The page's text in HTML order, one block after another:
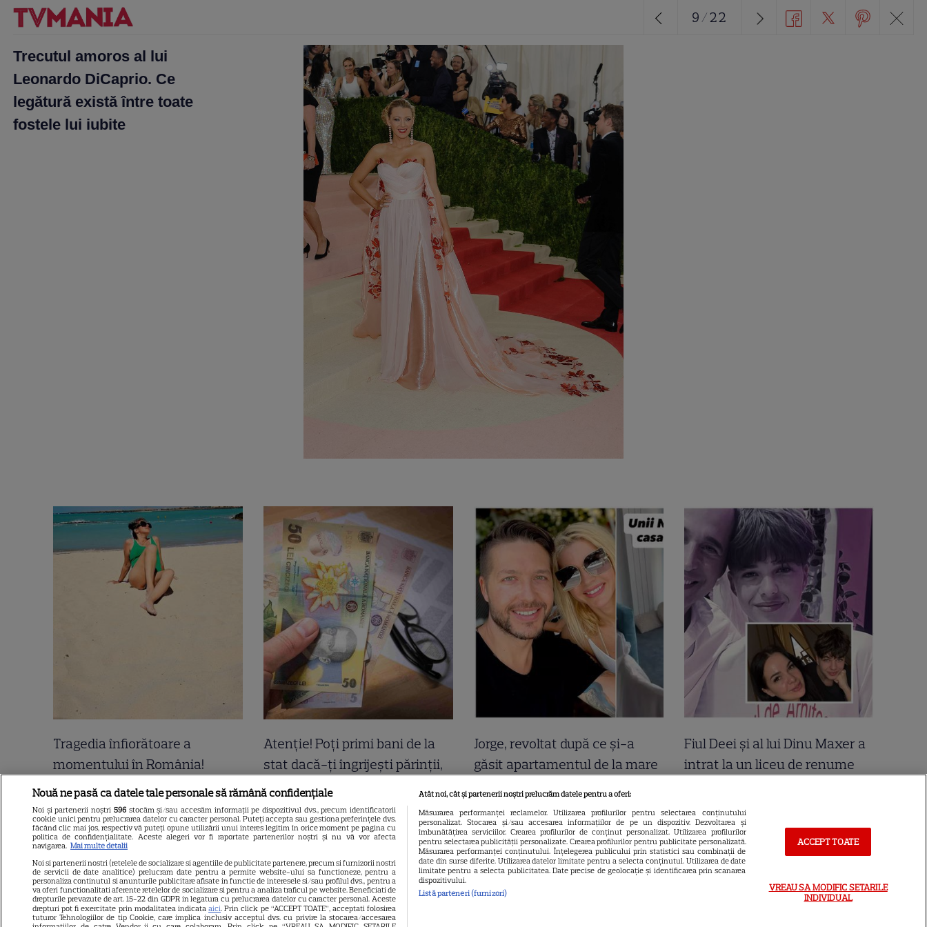
Trecutul amoros al lui
Leonardo DiCaprio. Ce
legătură există între toate
fostele lui iubite
9/ 22
Tragedia înfiorătoare a
momentului în România!
Artista noastră și-a luat Adio
pe Facebook și a murit! Am
aflat chiar acum și nu ne mai
revenim din șoc! Ce i s-a
întâmplat este crunt
Atenție! Poți primi bani de la
stat dacă-ți îngrijești părinții,
bunicii sau pe cineva vârstnic
din familie. Acum s-a decis!
Cum trebuie să procedezi
Jorge, revoltat după ce și-a
găsit apartamentul de la mare
turiștii este strigător la Cer
Fiul Deei și al lui Dinu Maxer a
intrat la un liceu de renume
fără meditații, cu note maxime
Nouă ne pasă ca datele tale personale să rămână confidențiale
Noi și partenerii noștri 596stocăm și/sau accesăm informații pe dispozitivul dvs., precum identificatorii
cookie unici pentru prelucrarea datelor cu caracter personal. Puteți accepta sau gestiona preferințele dvs.
făcând clic mai jos, respectiv vă puteți opune utilizării unui interes legitim în orice moment pe pagina cu
politica de confidențialitate. Aceste alegeri vor fi raportate partenerilor noștri și nu vă vor afecta
navigarea. Mai multe detalii
Noi si partenerii nostri (retelele de socializare si agentiile de publicitate partenere, precum si furnizorii nostri
de servicii de date analitice) prelucram date pentru a permite website-ului sa functioneze, pentru a
personaliza continutul si anunturile publicitare afisate in functie de interesele si/sau profilul dvs., pentru a
va oferi functionalitati aferente retelelor de socializare si pentru a analiza traficul pe website. Beneficiati de
drepturile prevazute de art. 15-22 din GDPR in legatura cu prelucrarea datelor cu caracter personal. Aceste
drepturi pot fi exercitate prin modalitatea indicataaici. Prin click pe “ACCEPT TOATE”, acceptati folosirea
tuturor Tehnologiilor de tip Cookie, care implica inclusiv acceptul dvs. cu privire la stocarea/accesarea
Atât noi, cât și partenerii noștri prelucrăm datele pentru a oferi:
Măsurarea performanței reclamelor. Utilizarea profilurilor pentru selectarea conținutului
personalizat. Stocarea și/sau accesarea informațiilor de pe un dispozitiv. Dezvoltarea și
îmbunătățirea serviciilor. Crearea profilurilor de conținut personalizat. Utilizarea profilurilor
pentru selectarea publicității personalizate. Crearea profilurilor pentru publicitate personalizată.
Măsurarea performanței conținutului. Înțelegerea publicului prin statistici sau combinații de
date din surse diferite. Utilizarea datelor limitate pentru a selecta conținutul. Utilizarea de date
limitate pentru a selecta publicitatea. Date precise de geolocație și identificarea prin scanarea
dispozitivului.
Listă parteneri (furnizori)
ACCEPT TOATE
VREAU SA MODIFIC SETARILE
INDIVIDUAL